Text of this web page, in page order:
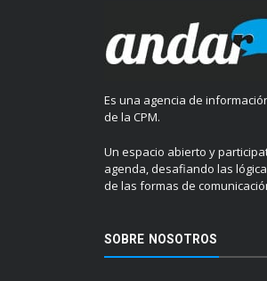
Es una agencia de
de la CPM.
Un espacio abierto y
agenda, desafiando las
de las formas de
SOBRE NOSOTROS